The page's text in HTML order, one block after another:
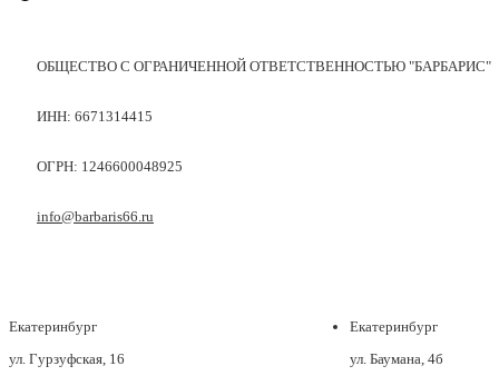
ОБЩЕСТВО С ОГРАНИЧЕННОЙ ОТВЕТСТВЕННОСТЬЮ "БАРБАРИС"
ИНН: 6671314415
ОГРН: 1246600048925
info@barbaris66.ru
Екатеринбург
ул. Гурзуфская, 16
Екатеринбург
ул. Баумана, 4б